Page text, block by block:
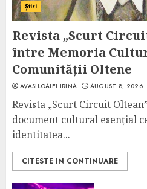
Știri
Revista „Scurt
între Memoria
Comunității Oltene
AVASILOAIEI IRINA AUGUST 8, 2026
Revista „Scurt Circuit
document cultural esențial
identitatea...
CITESTE IN CONTINUARE